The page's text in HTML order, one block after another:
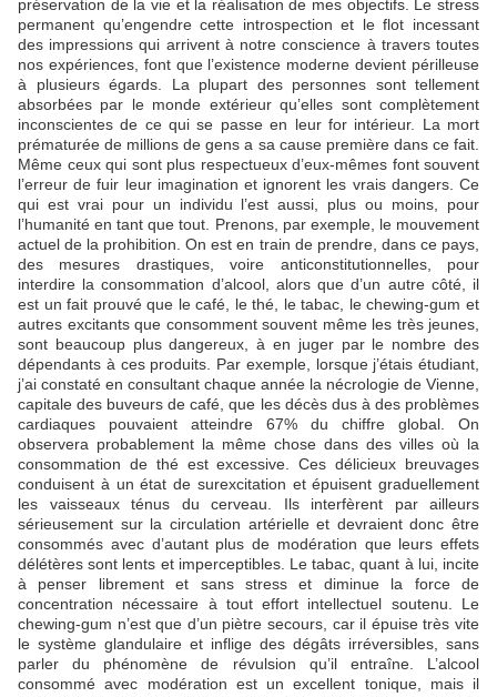
préservation de la vie et la réalisation de mes objectifs. Le stress
permanent qu’engendre cette introspection et le flot incessant
des impressions qui arrivent à notre conscience à travers toutes
nos expériences, font que l’existence moderne devient périlleuse
à plusieurs égards. La plupart des personnes sont tellement
absorbées par le monde extérieur qu’elles sont complètement
inconscientes de ce qui se passe en leur for intérieur. La mort
prématurée de millions de gens a sa cause première dans ce fait.
Même ceux qui sont plus respectueux d’eux-mêmes font souvent
l’erreur de fuir leur imagination et ignorent les vrais dangers. Ce
qui est vrai pour un individu l’est aussi, plus ou moins, pour
l’humanité en tant que tout. Prenons, par exemple, le mouvement
actuel de la prohibition. On est en train de prendre, dans ce pays,
des mesures drastiques, voire anticonstitutionnelles, pour
interdire la consommation d’alcool, alors que d’un autre côté, il
est un fait prouvé que le café, le thé, le tabac, le chewing-gum et
autres excitants que consomment souvent même les très jeunes,
sont beaucoup plus dangereux, à en juger par le nombre des
dépendants à ces produits. Par exemple, lorsque j’étais étudiant,
j’ai constaté en consultant chaque année la nécrologie de Vienne,
capitale des buveurs de café, que les décès dus à des problèmes
cardiaques pouvaient atteindre 67% du chiffre global. On
observera probablement la même chose dans des villes où la
consommation de thé est excessive. Ces délicieux breuvages
conduisent à un état de surexcitation et épuisent graduellement
les vaisseaux ténus du cerveau. Ils interfèrent par ailleurs
sérieusement sur la circulation artérielle et devraient donc être
consommés avec d’autant plus de modération que leurs effets
délétères sont lents et imperceptibles. Le tabac, quant à lui, incite
à penser librement et sans stress et diminue la force de
concentration nécessaire à tout effort intellectuel soutenu. Le
chewing-gum n’est que d’un piètre secours, car il épuise très vite
le système glandulaire et inflige des dégâts irréversibles, sans
parler du phénomène de révulsion qu’il entraîne. L’alcool
consommé avec modération est un excellent tonique, mais il